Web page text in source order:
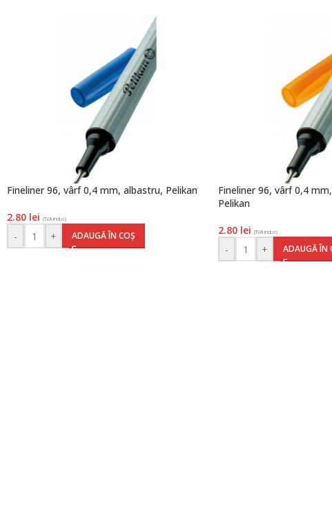
Fineliner 96, vârf 0,4 mm, albastru, Pelikan
2.80 lei (TVA inclus)
- + ADAUGĂ ÎN COȘ
Fineliner 96, vârf 0,4
Pelikan
2.80 lei (TVA inclus)
- + ADAUGĂ ÎN